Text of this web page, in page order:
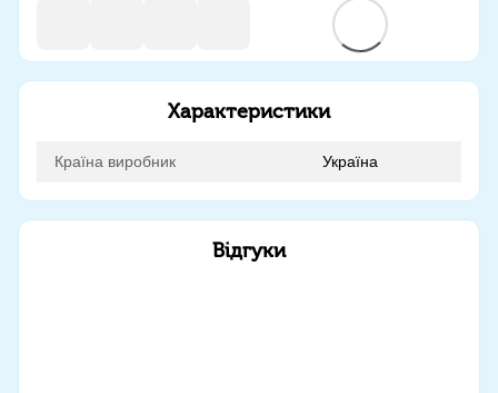
Характеристики
Країна виробник Україна
Відгуки